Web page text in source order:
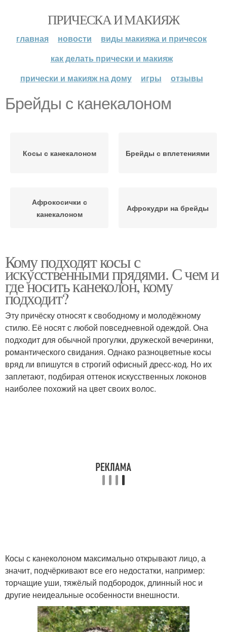
ПРИЧЕСКА И МАКИЯЖ
главная новости
виды макияжа и причесок
как делать прически и макияж
прически и макияж на дому
игры отзывы
Брейды с канекалоном
Косы с канекалоном Брейды с вплетениями
Афрокосички с
канекалоном
Афрокудри на брейды
Кому подходят косы с
искусственными прядями. С чем и
где носить канеколон, кому
подходит?
Эту причёску относят к свободному и молодёжному
стилю. Её носят с любой повседневной одеждой. Она
подходит для обычной прогулки, дружеской вечеринки,
романтического свидания. Однако разноцветные косы
вряд ли впишутся в строгий офисный дресс-код. Но их
заплетают, подбирая оттенок искусственных локонов
наиболее похожий на цвет своих волос.
Косы с канеколоном максимально открывают лицо, а
значит, подчёркивают все его недостатки, например:
торчащие уши, тяжёлый подбородок, длинный нос и
другие неидеальные особенности внешности.